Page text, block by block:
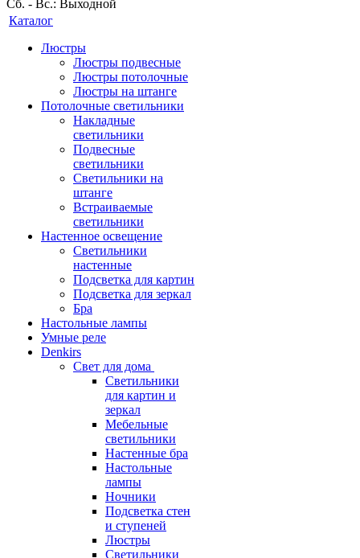
Сб. - Вс.: Выходной
Каталог
Люстры
Люстры подвесные
Люстры потолочные
Люстры на штанге
Потолочные светильники
Накладные
светильники
Подвесные
светильники
Светильники на
штанге
Встраиваемые
светильники
Настенное освещение
Светильники
настенные
Подсветка для картин
Подсветка для зеркал
Бра
Настольные лампы
Умные реле
Denkirs
Свет для дома
Светильники
для картин и
зеркал
Мебельные
светильники
Настенные бра
Настольные
лампы
Ночники
Подсветка стен
и ступеней
Люстры
Светильники